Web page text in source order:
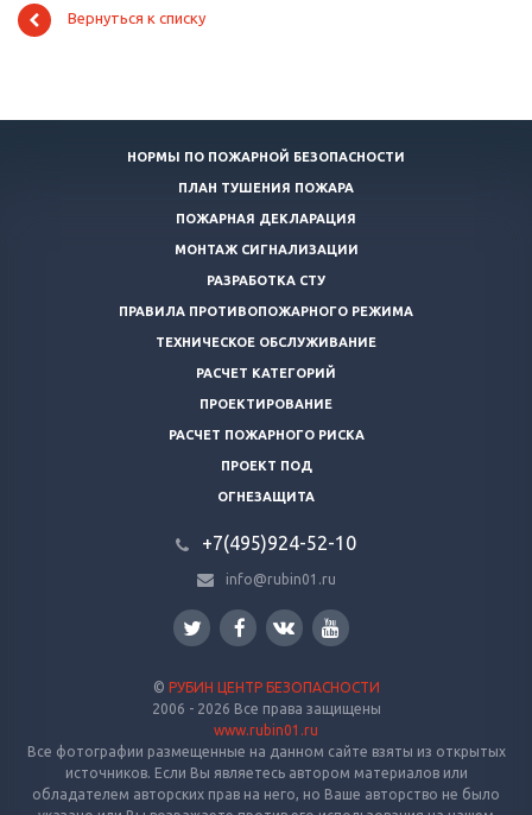
Вернуться к списку
НОРМЫ ПО ПОЖАРНОЙ БЕЗОПАСНОСТИ
ПЛАН ТУШЕНИЯ ПОЖАРА
ПОЖАРНАЯ ДЕКЛАРАЦИЯ
МОНТАЖ СИГНАЛИЗАЦИИ
РАЗРАБОТКА СТУ
ПРАВИЛА ПРОТИВОПОЖАРНОГО РЕЖИМА
ТЕХНИЧЕСКОЕ ОБСЛУЖИВАНИЕ
РАСЧЕТ КАТЕГОРИЙ
ПРОЕКТИРОВАНИЕ
РАСЧЕТ ПОЖАРНОГО РИСКА
ПРОЕКТ ПОД
ОГНЕЗАЩИТА
+7(495)924-52-10
info@rubin01.ru
© РУБИН ЦЕНТР БЕЗОПАСНОСТИ
2006 - 2026 Все права защищены
www.rubin01.ru
Все фотографии размещенные на данном сайте взяты из открытых
источников. Если Вы являетесь автором материалов или
обладателем авторских прав на него, но Ваше авторство не было